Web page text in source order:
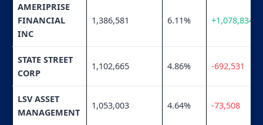
AMERIPRISE
FINANCIAL
INC
1,386,581 6.11% +1,078,834
STATE STREET
CORP
1,102,665 4.86% -692,531
LSV ASSET
MANAGEMENT
1,053,003 4.64% -73,508